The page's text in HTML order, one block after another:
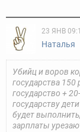
23 ЯНВ
Наталья
Убийц и воров
государства 150
государство +
государству
будет
зарплаты